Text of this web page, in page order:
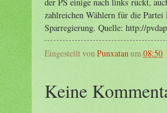
Eingestellt von Punxatan um 08:50
Keine